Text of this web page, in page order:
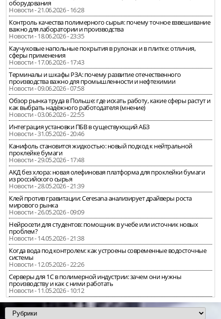
оборудования
Новости - 21.06.2026 - 16:28
Контроль качества полимерного сырья: почему точное взвешивание
важно для лаборатории и производства
Новости - 18.06.2026 - 23:35
Каучуковые напольные покрытия в рулонах и в плитке: отличия,
сферы применения
Новости - 17.06.2026 - 17:43
Терминалы и шкафы РЗА: почему развитие отечественного
производства важно для промышленности и нефтехимии
Новости - 09.06.2026 - 07:58
Обзор рынка труда в Польше: где искать работу, какие сферы растут и
как выбрать надёжного работодателя (мнение)
Новости - 03.06.2026 - 22:55
Интеграция установки ПБВ в существующий АБЗ
Новости - 31.05.2026 - 20:46
Канифоль становится жидкостью: новый подход к нейтральной
проклейке бумаги
Новости - 29.05.2026 - 17:48
АКД без хлора: новая олефиновая платформа для проклейки бумаги
из российского сырья
Новости - 28.05.2026 - 21:39
Клей против гравитации: Ceresana анализирует драйверы роста
мирового рынка
Новости - 26.05.2026 - 09:09
Нейросети для студентов: помощник в учебе или источник новых
проблем?
Новости - 14.05.2026 - 21:38
Когда вода под контролем: как устроены современные водосточные
системы
Новости - 12.05.2026 - 22:26
Серверы для 1С в полимерной индустрии: зачем они нужны
производству и как с ними работать
Новости - 11.05.2026 - 10:12